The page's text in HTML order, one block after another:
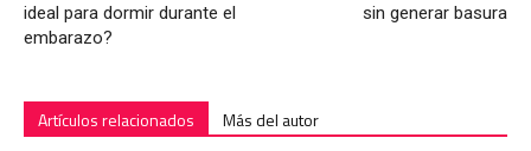
ideal para dormir durante el
embarazo?
sin generar basura
Artículos relacionados Más del autor